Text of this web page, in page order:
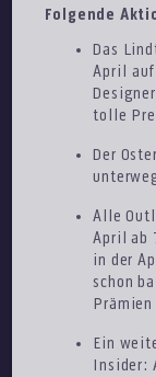
Folgende
Das
April auf
tolle
Der
Alle
April ab
in der
schon
Ein
Insider: